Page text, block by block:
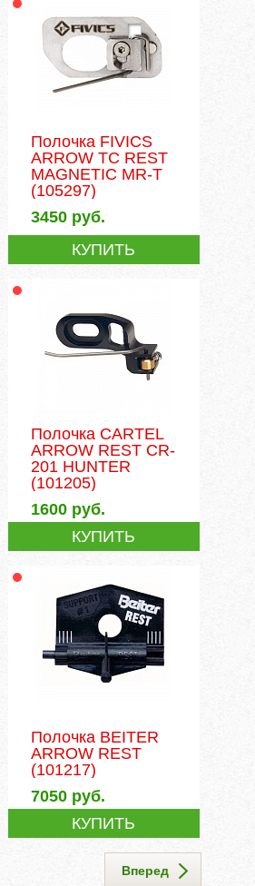
Полочка FIVICS
ARROW TC REST
MAGNETIC MR-T
(105297)
3450руб.
КУПИТЬ
Полочка CARTEL
ARROW REST CR-
201 HUNTER
(101205)
1600руб.
КУПИТЬ
Полочка BEITER
ARROW REST
(101217)
7050руб.
КУПИТЬ
Вперед